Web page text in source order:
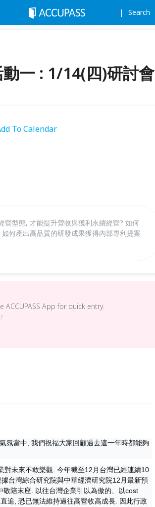
Search
一 : 1/14(四)研討會
To Calendar
營型態, 才能提升營收與獲利永續經營? 如何
何產出高品質的研發成果獲得內部專利提案
App for quick entry.
氛當中, 我們祝福大家回顧過去這一年時都能夠
對未來不敢樂觀. 今年截至12月台灣已經連續10
據台灣綜合研究院與中華經濟研究院12月最新預
陪末座. 以往台灣企業引以為傲的、以cost
追, 恐已無法維持過往高營收高成長. 因此行政